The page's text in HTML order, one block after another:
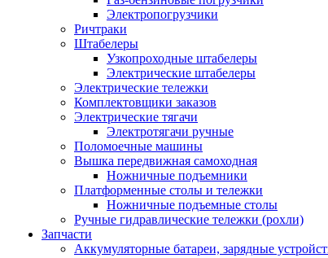
Электропогрузчики
Ричтраки
Штабелеры
Узкопроходные штабелеры
Электрические штабелеры
Электрические тележки
Комплектовщики заказов
Электрические тягачи
Электротягачи ручные
Поломоечные машины
Вышка передвижная самоходная
Ножничные подъемники
Платформенные столы и тележки
Ножничные подъемные столы
Ручные гидравлические тележки (рохли)
Запчасти
Аккумуляторные батареи, зарядные